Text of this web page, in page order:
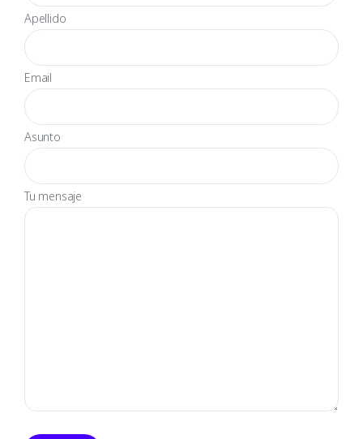
Apellido
Email
Asunto
Tu mensaje